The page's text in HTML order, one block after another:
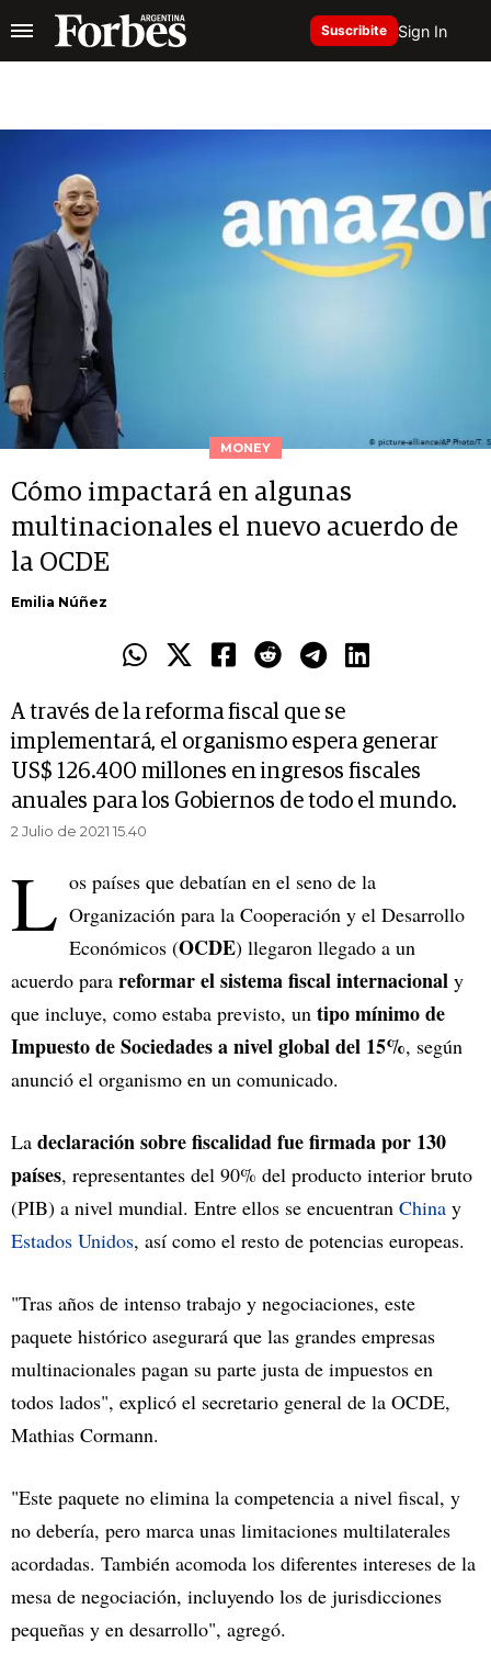
Suscribite Sign In
MONEY
Cómo impactará en algunas
multinacionales el nuevo acuerdo de
la OCDE
Emilia Núñez
A través de la reforma fiscal que se
implementará, el organismo espera generar
US$ 126.400 millones en ingresos fiscales
anuales para los Gobiernos de todo el mundo.
2 Julio de 2021 15.40
L os países que debatían en el seno de la
Organización para la Cooperación y el Desarrollo
Económicos (OCDE) llegaron llegado a un
acuerdo para reformar el sistema fiscal internacional y
que incluye, como estaba previsto, un tipo mínimo de
Impuesto de Sociedades a nivel global del 15%, según
anunció el organismo en un comunicado.
La declaración sobre fiscalidad fue firmada por 130
países, representantes del 90% del producto interior bruto
(PIB) a nivel mundial. Entre ellos se encuentran China y
Estados Unidos, así como el resto de potencias europeas.
"Tras años de intenso trabajo y negociaciones, este
paquete histórico asegurará que las grandes empresas
multinacionales pagan su parte justa de impuestos en
todos lados", explicó el secretario general de la OCDE,
Mathias Cormann.
"Este paquete no elimina la competencia a nivel fiscal, y
no debería, pero marca unas limitaciones multilaterales
acordadas. También acomoda los diferentes intereses de la
mesa de negociación, incluyendo los de jurisdicciones
pequeñas y en desarrollo", agregó.